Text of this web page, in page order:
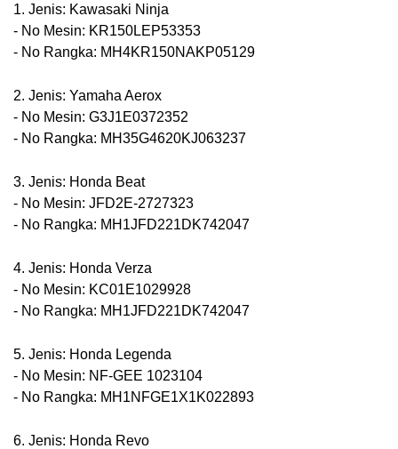
1. Jenis: Kawasaki Ninja
- No Mesin: KR150LEP53353
- No Rangka: MH4KR150NAKP05129
2. Jenis: Yamaha Aerox
- No Mesin: G3J1E0372352
- No Rangka: MH35G4620KJ063237
3. Jenis: Honda Beat
- No Mesin: JFD2E-2727323
- No Rangka: MH1JFD221DK742047
4. Jenis: Honda Verza
- No Mesin: KC01E1029928
- No Rangka: MH1JFD221DK742047
5. Jenis: Honda Legenda
- No Mesin: NF-GEE 1023104
- No Rangka: MH1NFGE1X1K022893
6. Jenis: Honda Revo